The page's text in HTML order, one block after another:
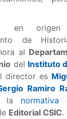
en origen
de
al
del Instituto
director es
Ramiro
la
Editorial CSIC.